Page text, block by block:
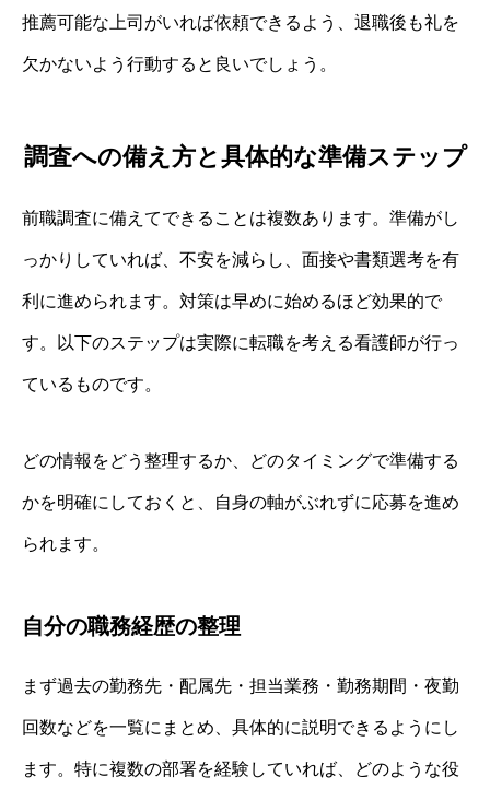
推薦可能な上司がいれば依頼できるよう、退職後も礼を
欠かないよう行動すると良いでしょう。
調査への備え方と具体的な準備ステップ
前職調査に備えてできることは複数あります。準備がし
っかりしていれば、不安を減らし、面接や書類選考を有
利に進められます。対策は早めに始めるほど効果的で
す。以下のステップは実際に転職を考える看護師が行っ
ているものです。
どの情報をどう整理するか、どのタイミングで準備する
かを明確にしておくと、自身の軸がぶれずに応募を進め
られます。
自分の職務経歴の整理
まず過去の勤務先・配属先・担当業務・勤務期間・夜勤
回数などを一覧にまとめ、具体的に説明できるようにし
ます。特に複数の部署を経験していれば、どのような役